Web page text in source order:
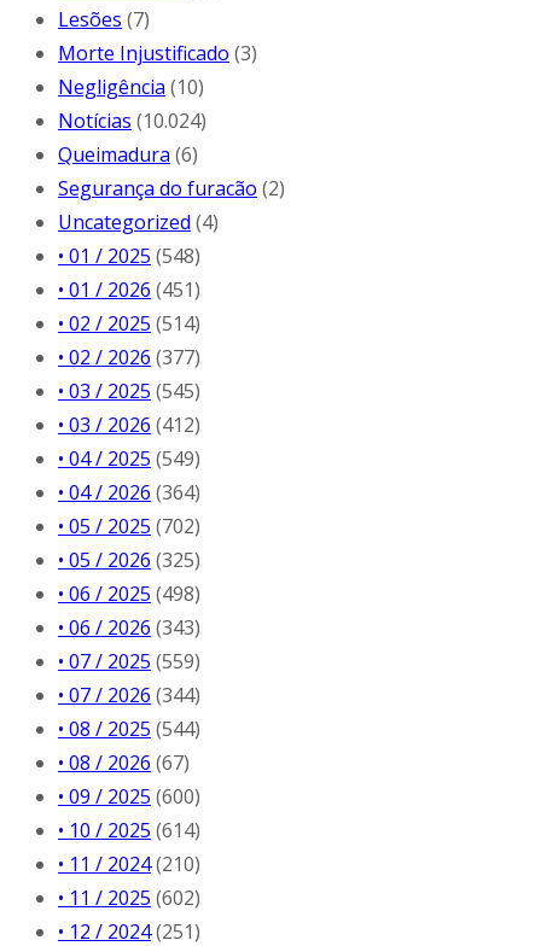
Lesões (7)
Morte Injustificado (3)
Negligência (10)
Notícias (10.024)
Queimadura (6)
Segurança do furacão (2)
Uncategorized (4)
• 01 / 2025 (548)
• 01 / 2026 (451)
• 02 / 2025 (514)
• 02 / 2026 (377)
• 03 / 2025 (545)
• 03 / 2026 (412)
• 04 / 2025 (549)
• 04 / 2026 (364)
• 05 / 2025 (702)
• 05 / 2026 (325)
• 06 / 2025 (498)
• 06 / 2026 (343)
• 07 / 2025 (559)
• 07 / 2026 (344)
• 08 / 2025 (544)
• 08 / 2026 (67)
• 09 / 2025 (600)
• 10 / 2025 (614)
• 11 / 2024(210)
• 11 / 2025 (602)
• 12 / 2024(251)